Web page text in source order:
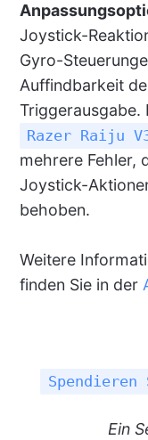
Joystick-
Gyro-
Auffindbarkeit
Triggerausgabe.
Razer Raiju
mehrere Fehler,
Joystick-
behoben.
Weitere
finden Sie in der
Ein